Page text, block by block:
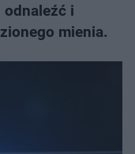
odnaleźć i
mienia.